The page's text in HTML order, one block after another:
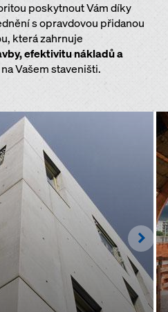
poskytnout Vám díky
s opravdovou přidanou
která zahrnuje
efektivitu nákladů a
na Vašem staveništi.